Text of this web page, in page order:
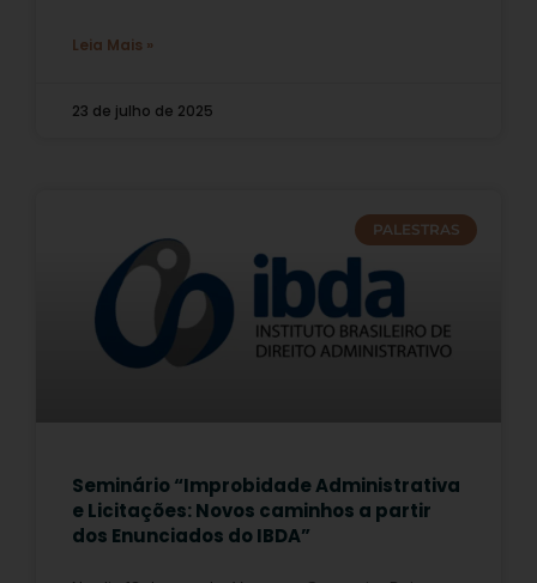
Leia Mais »
23 de julho de 2025
PALESTRAS
Seminário “Improbidade Administrativa
e Licitações: Novos caminhos a partir
dos Enunciados do IBDA”